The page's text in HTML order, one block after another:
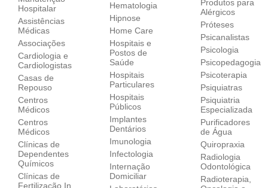
Hospitalar
Assistências
Médicas
Associações
Cardiologia e
Cardiologistas
Casas de
Repouso
Centros
Médicos
Centros
Médicos
Clínicas de
Dependentes
Químicos
Clínicas de
Fertilização In
Hematologia
Hipnose
Home Care
Hospitais e
Postos de
Saúde
Hospitais
Particulares
Hospitais
Públicos
Implantes
Dentários
Imunologia
Infectologia
Internação
Domiciliar
Produtos para
Alérgicos
Próteses
Psicanalistas
Psicologia
Psicopedagogia
Psicoterapia
Psiquiatras
Psiquiatria
Especializada
Purificadores
de Água
Quiropraxia
Radiologia
Odontológica
Radioterapia,